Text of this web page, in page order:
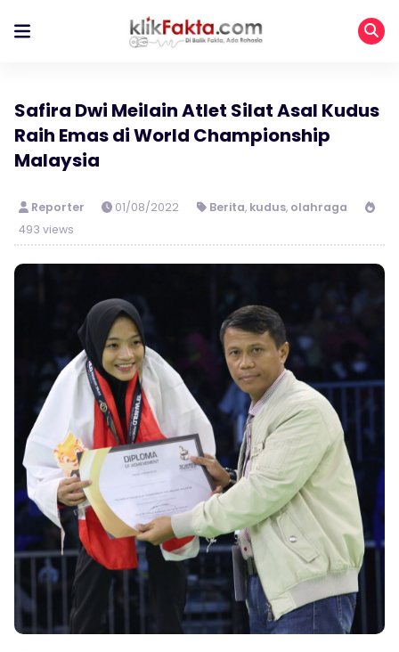
Safira Dwi Meilain Atlet Silat Asal Kudus
Raih Emas di World Championship
Malaysia
Reporter 01/08/2022 Berita, kudus, olahraga
493 views